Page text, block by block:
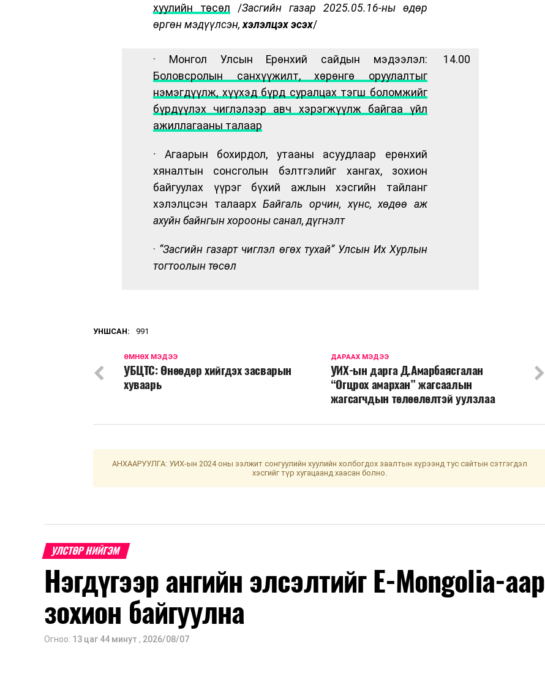
хуулийн төсөл /Засгийн газар 2025.05.16-ны өдөр
өргөн мэдүүлсэн, хэлэлцэх эсэх/
· Монгол Улсын Ерөнхий сайдын мэдээлэл:
Боловсролын санхүүжилт, хөрөнгө оруулалтыг
нэмэгдүүлж, хүүхэд бүрд суралцах тэгш боломжийг
бүрдүүлэх чиглэлээр авч хэрэгжүүлж байгаа үйл
ажиллагааны талаар
· Агаарын бохирдол, утааны асуудлаар ерөнхий
хяналтын сонсголын бэлтгэлийг хангах, зохион
байгуулах үүрэг бүхий ажлын хэсгийн тайланг
хэлэлцсэн талаархБайгаль орчин, хүнс, хөдөө аж
ахуйн байнгын хорооны санал, дүгнэлт
· “Засгийн газарт чиглэл өгөх тухай” Улсын Их Хурлын
тогтоолын төсөл
14.00
УНШСАН: 991
ДАРААХ МЭДЭЭ
УИХ-ын дарга Д.Амарбаясгалан
“Огцрох амархан” жагсаалын
жагсагчдын төлөөлөлтэй уулзлаа
ӨМНӨХ МЭДЭЭ
УБЦТС: Өнөөдөр хийгдэх засварын
хуваарь
АНХААРУУЛГА: УИХ-ын 2024 оны ээлжит сонгуулийн хуулийн холбогдох заалтын хүрээнд тус сайтын сэтгэгдэл
хэсгийг түр хугацаанд хаасан болно.
УЛСТӨР НИЙГЭМ
Нэгдүгээр ангийн элсэлтийг E-Mongolia-аар
зохион байгуулна
Огноо: 13 цаг 44 минут , 2026/08/07